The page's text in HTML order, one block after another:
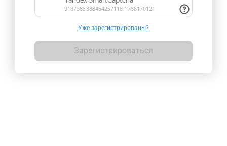
Уже зарегистрированы?
Зарегистрироваться